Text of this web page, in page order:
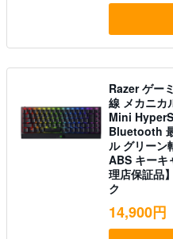
Razer ゲー
線 メカニ
Mini
Bluetooth
ル グリーン
ABS キーキ
理店保証品
ク
14,900円